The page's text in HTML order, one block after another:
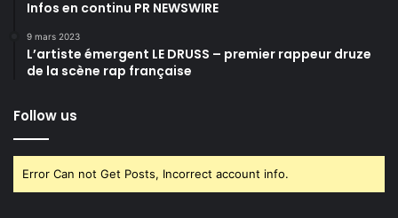
Infos en continu PR NEWSWIRE
9 mars 2023
L’artiste émergent LE DRUSS – premier rappeur druze
de la scène rap française
Follow us
Error Can not Get Posts, Incorrect account info.